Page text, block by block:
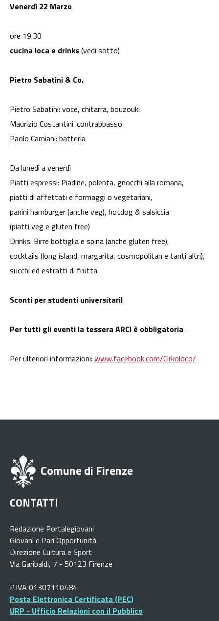
Venerdì 22 Marzo
ore 19.30
cucina loca e drinks(vedi sotto)
Pietro Sabatini & Co.
Pietro Sabatini: voce, chitarra, bouzouki
Maurizio Costantini: contrabbasso
Paolo Carniani: batteria
Da lunedì a venerdì
Piatti espressi: Piadine, polenta, gnocchi alla romana,
piatti di affettati e formaggi o vegetariani,
panini hamburger (anche veg), hotdog & salsiccia
(piatti veg e gluten free)
Drinks: Birre bottiglia e spina (anche gluten free),
cocktails (long island, margarita, cosmopolitan e tanti altri),
succhi ed estratti di frutta
Sconti per studenti universitari!
Per tutti gli eventi la tessera ARCI è obbligatoria.
Per ulteriori informazioni: www.facebook.com/Cirkoloco/
Comune di Firenze
CONTATTI
Redazione Portalegiovani
Giovani e Pari Opportunità
Direzione Cultura e Sport
Via Garibaldi, 7 - 50123 Firenze
P.IVA 01307110484
Posta Elettronica Certificata (PEC)
URP - Ufficio Relazioni con il Pubblico